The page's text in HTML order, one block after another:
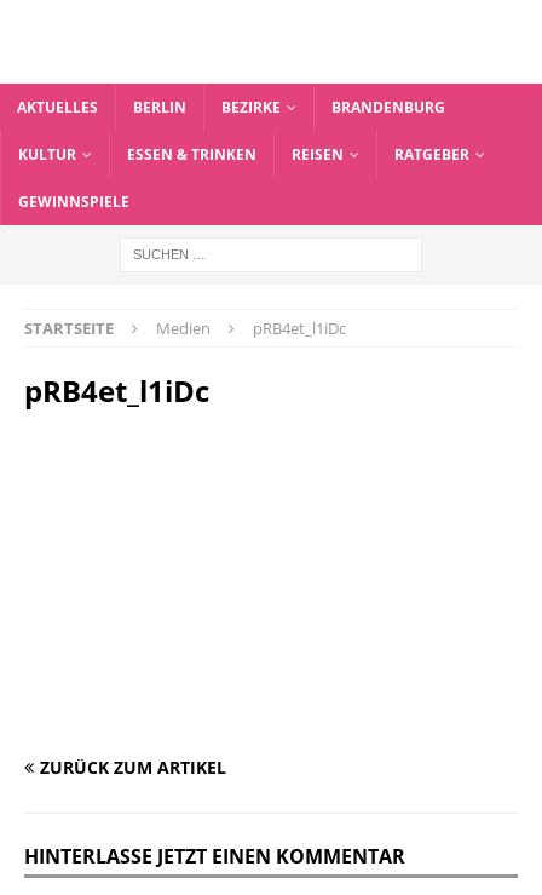
AKTUELLES BERLIN BEZIRKE BRANDENBURG
KULTUR ESSEN & TRINKEN REISEN RATGEBER
GEWINNSPIELE
STARTSEITE Medien pRB4et_l1iDc
pRB4et_l1iDc
ZURÜCK ZUM ARTIKEL
HINTERLASSE JETZT EINEN KOMMENTAR